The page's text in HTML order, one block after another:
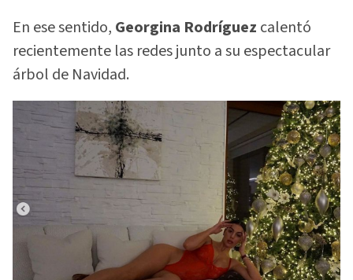
En ese sentido, Georgina Rodríguez calentó
recientemente las redes junto a su espectacular
árbol de Navidad.